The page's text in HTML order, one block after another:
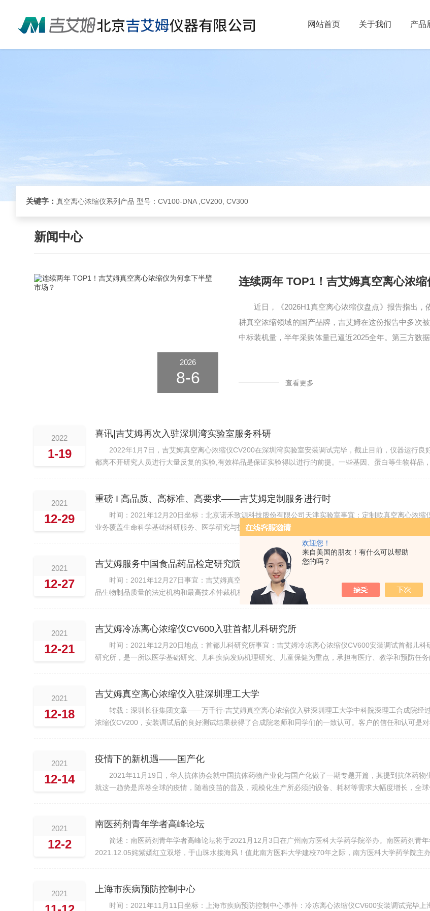
欢迎您！
来自美国的朋友！有什么可以帮助
您的吗？
网站首页 关于我们 产品
关键字：真空离心浓缩仪系列产品 型号：CV100-DNA ,CV200, CV300
新闻中心
2026
8-6
连续两年 TOP1！吉艾姆真空离心浓
近日，《2026H1真空离心浓缩仪盘点》报告指出
耕真空浓缩领域的国产品牌，吉艾姆在这份报告中多
中标装机量，半年采购体量已逼近2025全年。第三方数
查看更多
2022
1-19
喜讯|吉艾姆再次入驻深圳湾实验室服务科研
2022年1月7日，吉艾姆真空离心浓缩仪CV200在深圳湾实验室安装调试完毕，截止目前，仪器运行
都离不开研究人员进行大量反复的实验,有效样品是保证实验得以进行的前提。一些基因、蛋白等生物样品
2021
12-29
重磅 I 高品质、高标准、高要求——吉艾姆定制服务进行时
时间：2021年12月20日坐标：北京诺禾致源科技股份有限公司天津实验室事宜：定制款真空离心浓
业务覆盖生命科学基础科研服务、医学研究与技术服务、建库测序平台服务，为全球研究型大学、科研院
信息技术支持等服务。经过对我司多方面考察了解，2021年6月份双方达成合作意见，由我司研发一款真
2021
12-27
吉艾姆服务中国食品药品检定研究院
时间：2021年12月27日事宜：吉艾姆真空离心浓缩仪AutoR1-Plus安装调试服务单位：中国食品药品
品生物制品质量的法定机构和最高技术仲裁机构，主要承担着食品、药品、医疗器械、化妆品及有关药用
几年的努力，中检院已发展成为集检定、科研、教学、标准化研究于一体的综合性国J级检验机构，目前
2021
12-21
吉艾姆冷冻离心浓缩仪CV600入驻首都儿科研究所
时间：2021年12月20日地点：首都儿科研究所事宜：吉艾姆冷冻离心浓缩仪CV600安装调试首都儿
研究所，是一所以医学基础研究、儿科疾病发病机理研究、儿童保健为重点，承担有医疗、教学和预防任
2021
12-18
吉艾姆真空离心浓缩仪入驻深圳理工大学
转载：深圳长征集团文章——万千行-吉艾姆真空离心浓缩仪入驻深圳理工大学中科院深理工合成院经
浓缩仪CV200，安装调试后的良好测试结果获得了合成院老师和同学们的一致认可。客户的信任和认可是
2021
12-14
疫情下的新机遇——国产化
2021年11月19日，华人抗体协会就中国抗体药物产业化与国产化做了一期专题开篇，其提到抗体药
就这一趋势是席卷全球的疫情，随着疫苗的普及，规模化生产所必须的设备、耗材等需求大幅度增长，全
2021
12-2
南医药剂青年学者高峰论坛
简述：南医药剂青年学者高峰论坛将于2021月12月3日在广州南方医科大学药学院举办。南医药剂青
2021.12.05姹紫嫣红立双塔，于山珠水接海风！值此南方医科大学建校70年之际，南方医科大学药学院主
2021 上海市疾病预防控制中心
时间：2021年11月11日坐标：上海市疾病预防控制中心事件：冷冻离心浓缩仪CV600安装调试完毕